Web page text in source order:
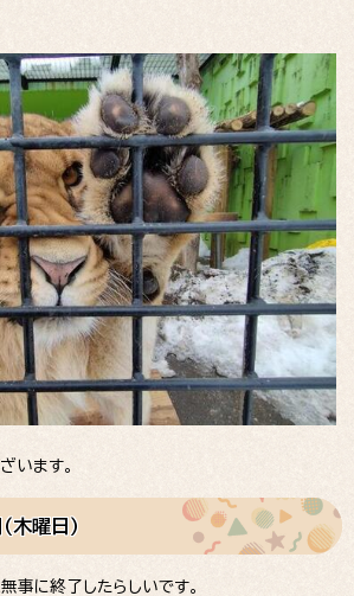
います。
曜日）
無事に終了したらしいです。